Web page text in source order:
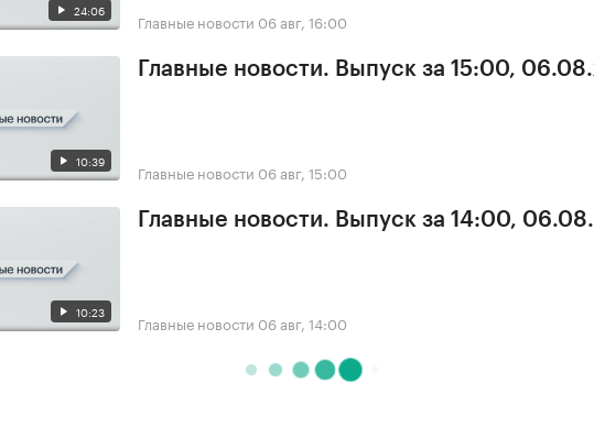
24:06 Главные новости 06 авг, 16:00
10:39
Главные новости. Выпуск за 15:00,
Главные новости 06 авг, 15:00
10:23
Главные новости. Выпуск за 14:00,
Главные новости 06 авг, 14:00